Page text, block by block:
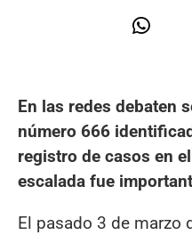
En las redes debaten
número 666
registro de casos en
escalada fue
El pasado 3 de marzo